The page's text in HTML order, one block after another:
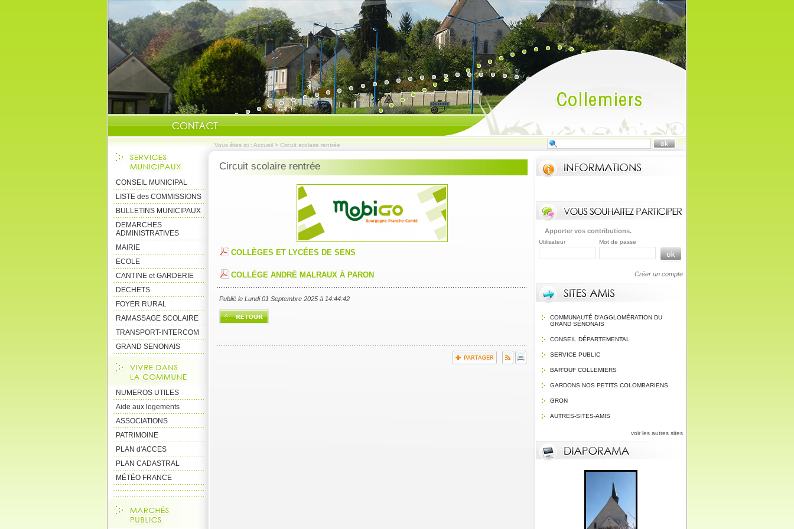
Vous êtes ici : Accueil > Circuit scolaire rentrée
CONSEIL MUNICIPAL
LISTE des COMMISSIONS
BULLETINS MUNICIPAUX
DEMARCHES
ADMINISTRATIVES
MAIRIE
ECOLE
CANTINE et GARDERIE
DECHETS
FOYER RURAL
RAMASSAGE SCOLAIRE
TRANSPORT-INTERCOM
GRAND SENONAIS
NUMEROS UTILES
Aide aux logements
ASSOCIATIONS
PATRIMOINE
PLAN d'ACCES
PLAN CADASTRAL
MÉTÉO FRANCE
Circuit scolaire rentrée
COLLÈGES ET LYCÉES DE SENS
COLLÉGE ANDRÉ MALRAUX À PARON
Publié le Lundi 01 Septembre 2025 à 14:44:42
Apporter vos contributions.
Utilisateur Mot de passe
Créer un compte
COMMUNAUTÉ D'AGGLOMÉRATION DU
GRAND SÉNONAIS
CONSEIL DÉPARTEMENTAL
SERVICE PUBLIC
BAR'OUF COLLEMIERS
GARDONS NOS PETITS COLOMBARIENS
GRON
AUTRES-SITES-AMIS
voir les autres sites